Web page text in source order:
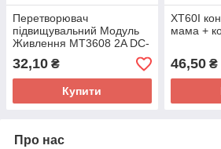
Перетворювач
підвищувальний Модуль
Живлення MT3608 2A DC-
32,10 ₴
Купити
XT60I
мама +
46,50₴
Про нас